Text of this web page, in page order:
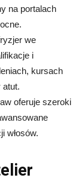
na portalach
we
i
kursach
oferuje szeroki
włosów.